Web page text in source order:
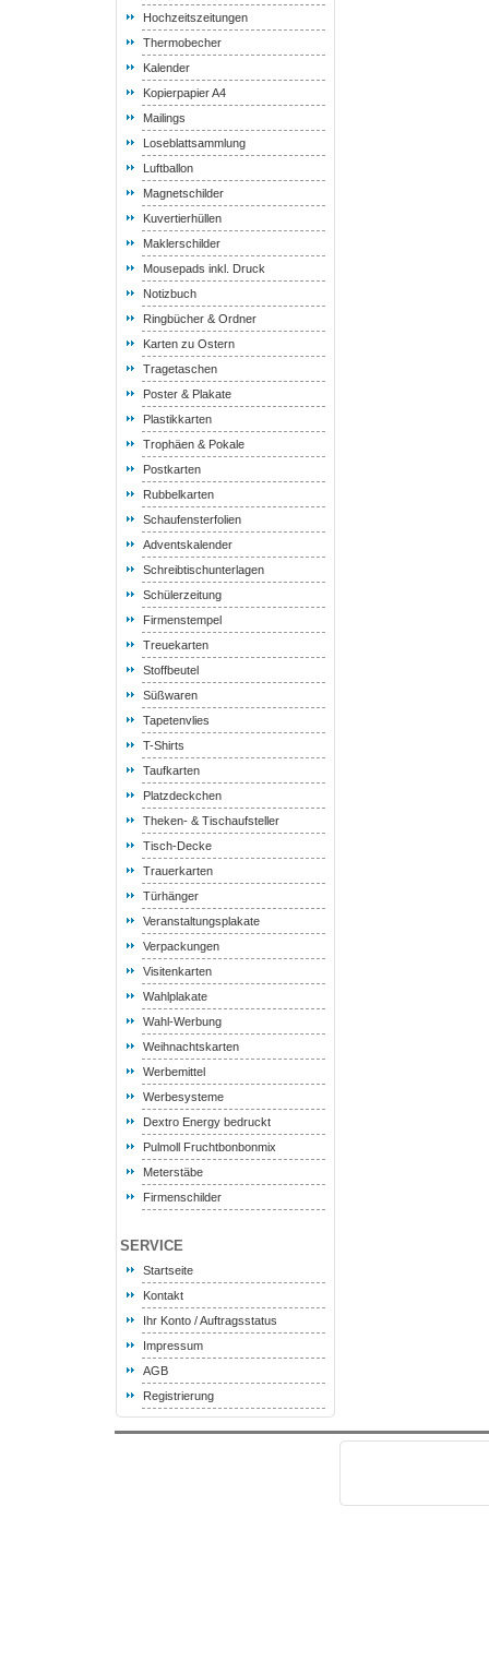
Hochzeitszeitungen
Thermobecher
Kalender
Kopierpapier A4
Mailings
Loseblattsammlung
Luftballon
Magnetschilder
Kuvertierhüllen
Maklerschilder
Mousepads inkl. Druck
Notizbuch
Ringbücher & Ordner
Karten zu Ostern
Tragetaschen
Poster & Plakate
Plastikkarten
Trophäen & Pokale
Postkarten
Rubbelkarten
Schaufensterfolien
Adventskalender
Schreibtischunterlagen
Schülerzeitung
Firmenstempel
Treuekarten
Stoffbeutel
Süßwaren
Tapetenvlies
T-Shirts
Taufkarten
Platzdeckchen
Theken- & Tischaufsteller
Tisch-Decke
Trauerkarten
Türhänger
Veranstaltungsplakate
Verpackungen
Visitenkarten
Wahlplakate
Wahl-Werbung
Weihnachtskarten
Werbemittel
Werbesysteme
Dextro Energy bedruckt
Pulmoll Fruchtbonbonmix
Meterstäbe
Firmenschilder
SERVICE
Startseite
Kontakt
Ihr Konto / Auftragsstatus
Impressum
AGB
Registrierung